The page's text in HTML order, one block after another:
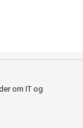
om IT og